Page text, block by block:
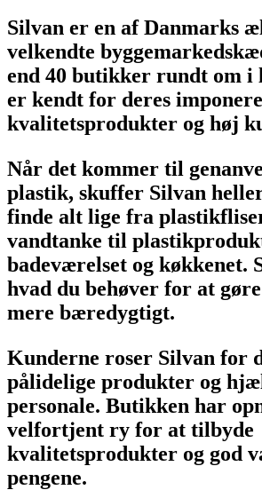
Silvan er en af Danmarks
velkendte
end 40 butikker rundt om i
er kendt for deres
kvalitetsprodukter og høj
Når det kommer til
plastik, skuffer Silvan
finde alt lige fra
vandtanke til
badeværelset og køkkenet.
hvad du behøver for at
mere bæredygtigt.
Kunderne roser Silvan for
pålidelige produkter og
personale. Butikken har
velfortjent ry for at tilbyde
kvalitetsprodukter og god
pengene.